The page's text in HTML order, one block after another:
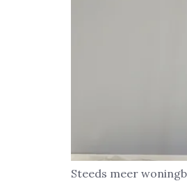
Steeds meer